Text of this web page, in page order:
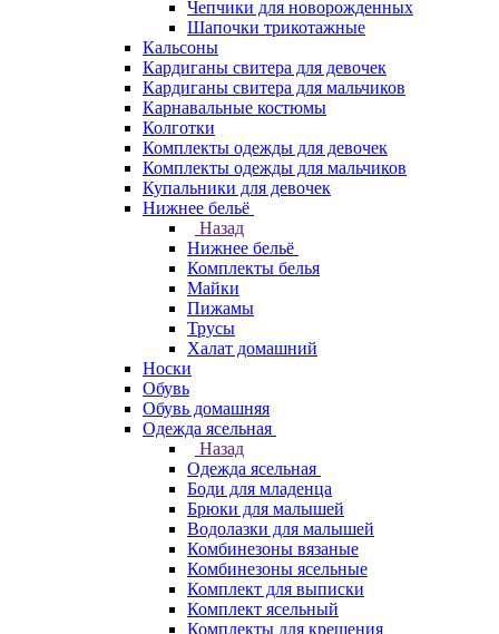
Чепчики для новорожденных
Шапочки трикотажные
Кальсоны
Кардиганы свитера для девочек
Кардиганы свитера для мальчиков
Карнавальные костюмы
Колготки
Комплекты одежды для девочек
Комплекты одежды для мальчиков
Купальники для девочек
Нижнее бельё
Назад
Нижнее бельё
Комплекты белья
Майки
Пижамы
Трусы
Халат домашний
Носки
Обувь
Обувь домашняя
Одежда ясельная
Назад
Одежда ясельная
Боди для младенца
Брюки для малышей
Водолазки для малышей
Комбинезоны вязаные
Комбинезоны ясельные
Комплект для выписки
Комплект ясельный
Комплекты для крещения